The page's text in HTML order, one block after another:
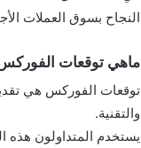
النجاح بسوق العملات
ماهي توقعات
توقعات الفوركس هي
والتقنية.
يستخدم المتداولون هذه